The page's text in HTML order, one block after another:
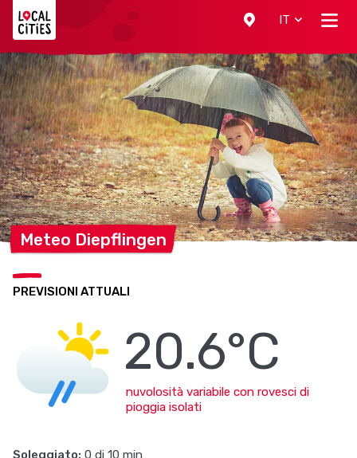
IT
Meteo Diepflingen
PREVISIONI ATTUALI
20.6°C
nuvolosità variabile con rovesci di
pioggia isolati
Soleggiato: 0 di 10 min